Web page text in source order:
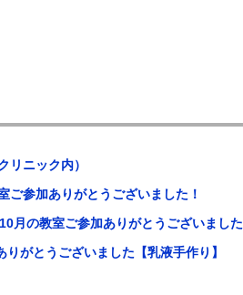
リニック内）
ご参加ありがとうございました！
月の教室ご参加ありがとうございました
がとうございました【乳液手作り】